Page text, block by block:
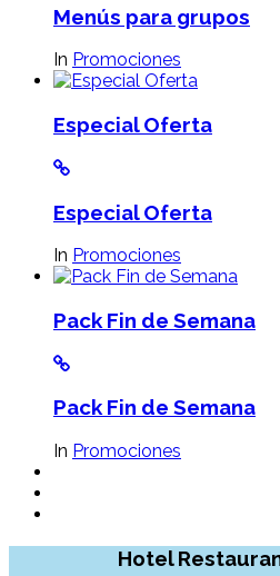
Menús para grupos
In Promociones
Especial Oferta
Especial Oferta
In Promociones
Pack Fin de Semana
Pack Fin de Semana
In Promociones
Hotel